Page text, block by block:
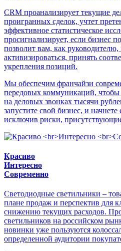
CRM проанализирует текущие
проигранных сделок, учтет
эффективное статистическое
просигнализирует, если бизнес
позволит вам, как
активизироваться, принять
укрепления позиций.
Мы обеспечим франчайзи
передовых коммуникаций, чтобы
на деловых звонках тысячи
запустите свой бизнес, и начнете
исключив риски,
Красиво
Интересно
Современно
Светодиодные светильники –
плане продаж и перспектив для
снижению текущих расходов.
светильников на российском
новинки уже пользуются
определенной аудитории